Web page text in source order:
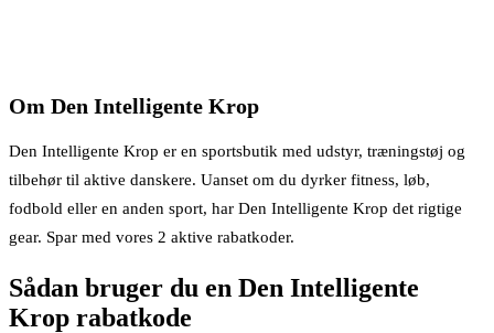
Om Den Intelligente Krop
Den Intelligente Krop er en sportsbutik med udstyr, træningstøj og
tilbehør til aktive danskere. Uanset om du dyrker fitness, løb,
fodbold eller en anden sport, har Den Intelligente Krop det rigtige
gear. Spar med vores 2 aktive rabatkoder.
Sådan bruger du en Den Intelligente
Krop rabatkode